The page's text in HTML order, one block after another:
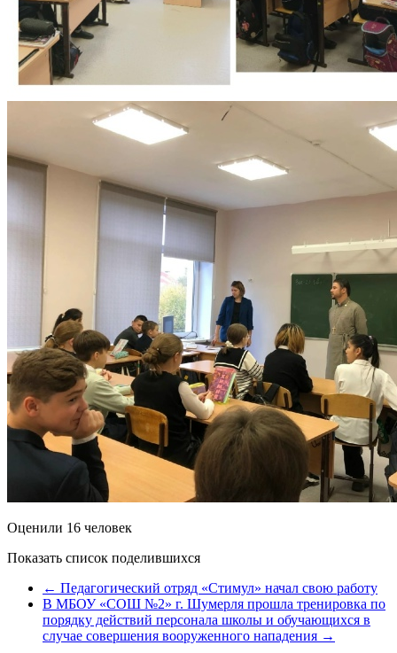
Оценили 16 человек
Показать список поделившихся
← Педагогический отряд «Стимул» начал свою работу
В МБОУ «СОШ №2» г. Шумерля прошла тренировка по
порядку действий персонала школы и обучающихся в
случае совершения вооруженного нападения →